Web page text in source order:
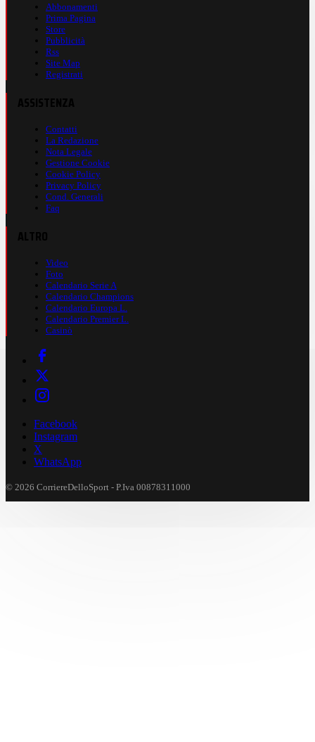
Abbonamenti
Prima Pagina
Store
Pubblicità
Rss
Site Map
Registrati
Contatti
La Redazione
Nota Legale
Gestione Cookie
Cookie Policy
Privacy Policy
Cond. Generali
Faq
Video
Foto
Calendario Serie A
Calendario Champions
Calendario Europa L.
Calendario Premier L.
Casinò
Facebook
Instagram
X
WhatsApp
© 2026 CorriereDelloSport - P.Iva 00878311000